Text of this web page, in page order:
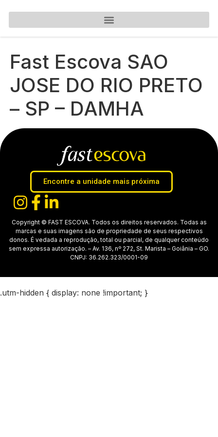
Fast Escova SAO
JOSE DO RIO PRETO
– SP – DAMHA
Encontre a unidade mais próxima
Copyright © FAST ESCOVA. Todos os direitos reservados. Todas as
marcas e suas imagens são de propriedade de seus respectivos
donos. É vedada a reprodução, total ou parcial, de qualquer conteúdo
sem expressa autorização. – Av. 136, nº 272, St. Marista – Goiânia – GO.
CNPJ: 36.262.323/0001-09
.utm-hidden { display: none !important; }